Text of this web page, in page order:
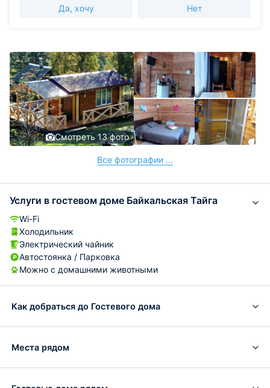
Да, хочу Нет
Смотреть 13 фото
Все фотографии ...
Услуги в гостевом доме Байкальская Тайга
Wi-Fi
Холодильник
Электрический чайник
Автостоянка / Парковка
Можно с домашними животными
Как добраться до Гостевого дома
Места рядом